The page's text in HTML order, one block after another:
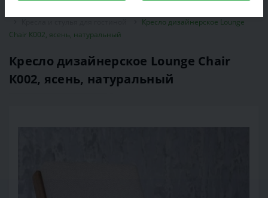
Кресло дизайнерское Lounge
Chair К002, ясень, натуральный
Кресло дизайнерское Lounge Chair
К002, ясень, натуральный